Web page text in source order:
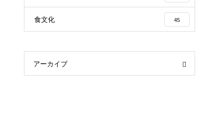
食文化 45
アーカイブ